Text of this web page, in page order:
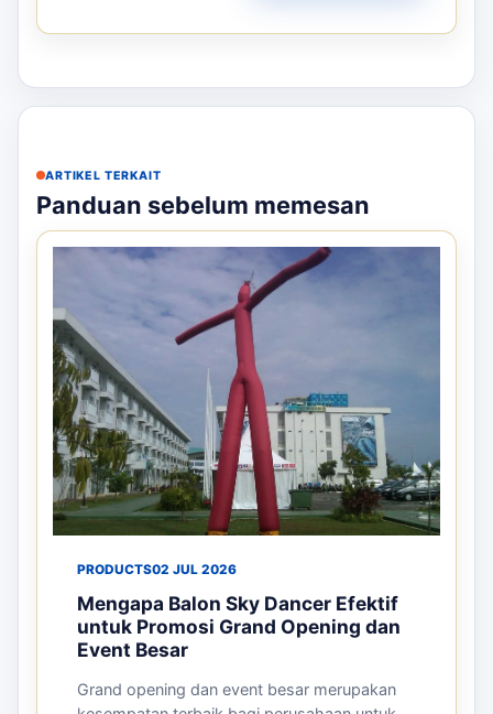
ARTIKEL TERKAIT
Panduan sebelum memesan
PRODUCTS02 JUL 2026
Mengapa Balon Sky Dancer Efektif
untuk Promosi Grand Opening dan
Event Besar
Grand opening dan event besar merupakan